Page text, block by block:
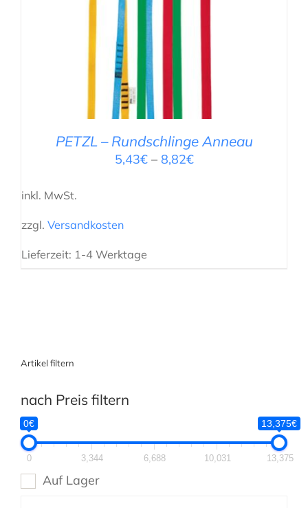
PETZL – Rundschlinge Anneau
5,43€– 8,82€
inkl. MwSt.
zzgl. Versandkosten
Lieferzeit: 1-4 Werktage
Artikel filtern
nach Preis filtern
0€ 13,375€
0 3,344 6,688 10,031 13,375
Auf Lager